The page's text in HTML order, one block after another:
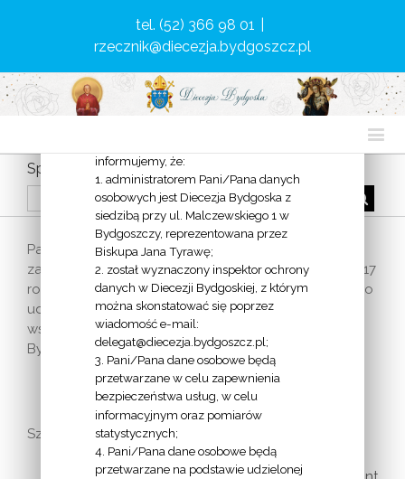
tel. (52) 366 98 01
rzecznik@diecezja.bydgoszcz.pl
Spotkania z Apokalipsą
Parafia św. Antoniego z Padwy w Bydgoszczy
zaprasza na Spotkania z Apokalipsą. Do czerwca 2017
roku zaplanowano dziewięć spotkań. Zaproszenie do
udziału jest skierowane do kapłanów i wiernych
wszystkich parafii, przede wszystkim z Dekanatu
Bydgoszcz I.
Szczegóły naPLAKACIE
Rozporządzeniem PE i Rady (UE)
2016/679 z dnia 27 kwietnia 2016 roku
w sprawie ochrony osób fizycznych w
związku
z przetwarzaniem danych osobowych i
w sprawie swobodnego przepływu
informujemy, że:
1. administratorem Pani/Pana danych
osobowych jest Diecezja Bydgoska z
siedzibą przy ul. Malczewskiego 1 w
Bydgoszczy, reprezentowana przez
Biskupa Jana Tyrawę;
2. został wyznaczony inspektor ochrony
danych w Diecezji Bydgoskiej, z którym
można skonstatować się poprzez
wiadomość e-mail:
delegat@diecezja.bydgoszcz.pl;
3. Pani/Pana dane osobowe będą
przetwarzane w celu zapewnienia
bezpieczeństwa usług, w celu
informacyjnym oraz pomiarów
statystycznych;
4. Pani/Pana dane osobowe będą
przetwarzane na podstawie udzielonej